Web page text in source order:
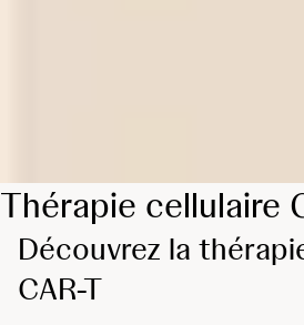
Thérapie cellulaire
Découvrez la
CAR-T